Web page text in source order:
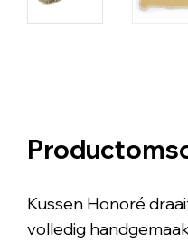
Kussen Honoré
volledig